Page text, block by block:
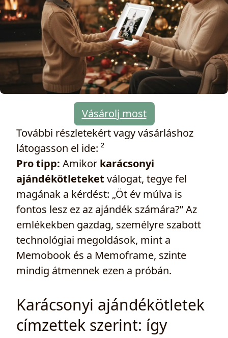
Vásárolj most
További részletekért vagy vásárláshoz
látogasson el ide: ²
Pro tipp: Amikor karácsonyi
ajándékötleteket válogat, tegye fel
magának a kérdést: „Öt év múlva is
fontos lesz ez az ajándék számára?” Az
emlékekben gazdag, személyre szabott
technológiai megoldások, mint a
Memobook és a Memoframe, szinte
mindig átmennek ezen a próbán.
Karácsonyi ajándékötletek
címzettek szerint: így